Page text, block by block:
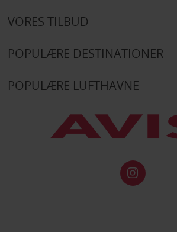
VORES TILBUD
POPULÆRE DESTINATIONER
POPULÆRE LUFTHAVNE